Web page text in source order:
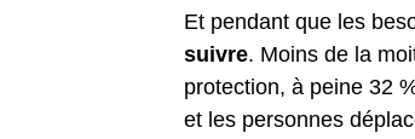
Et pendant que les
suivre. Moins de la
protection, à peine 32
et les personnes